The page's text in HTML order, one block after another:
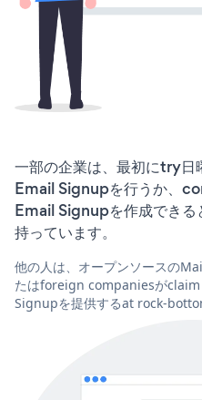
一部の企業は、最初にtry
Email Signupを行うか、
Email Signupを作成でき
持っています。
他の人は、オープンソースの
たはforeign companiesが
Signupを提供するat rock-